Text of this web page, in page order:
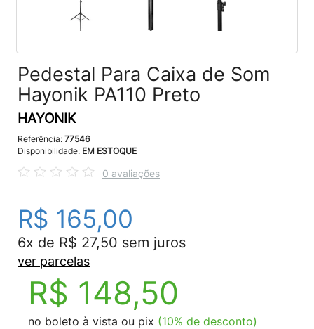
Pedestal Para Caixa de Som
Hayonik PA110 Preto
HAYONIK
Referência: 77546
Disponibilidade: EM ESTOQUE
0 avaliações
R$ 165,00
6x de R$ 27,50 sem juros
ver parcelas
R$ 148,50
no boleto à vista ou pix (10% de desconto)